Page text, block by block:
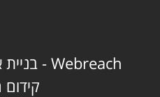
Webreach -